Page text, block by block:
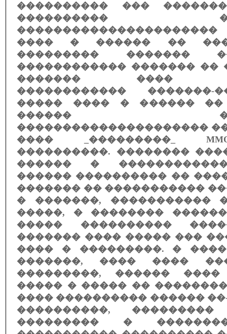
���������� ���
����������
���� � ������ ��
��������� �������
������������ ������� ��
������� ����
������������ �������-
����� ���� � ������ ��
������
���������������������
���� _���������_
����������. ��������
������ �
������ ���������� ��
������� �� �����������
� �������, �����������
�����, � ��������
����� ����������
������� ���� ����� ���
���� � ���������. �
�������, ���� ����
���������, ������
����� � ����� ��
���� ���������� ������
����������,
��������� �